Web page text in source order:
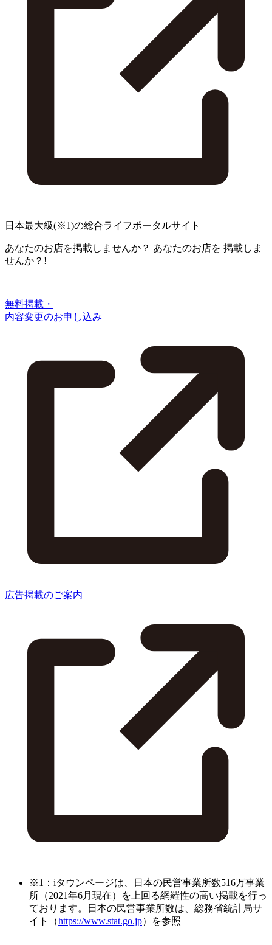
日本最大級(※1)の総合ライフポータルサイト
あなたのお店を掲載しませんか？ あなたのお店を 掲載しま
せんか？!
無料掲載・
内容変更のお申し込み
広告掲載のご案内
※1：iタウンページは、日本の民営事業所数516万事業
所（2021年6月現在）を上回る網羅性の高い掲載を行っ
ております。日本の民営事業所数は、総務省統計局サ
イト（https://www.stat.go.jp）を参照